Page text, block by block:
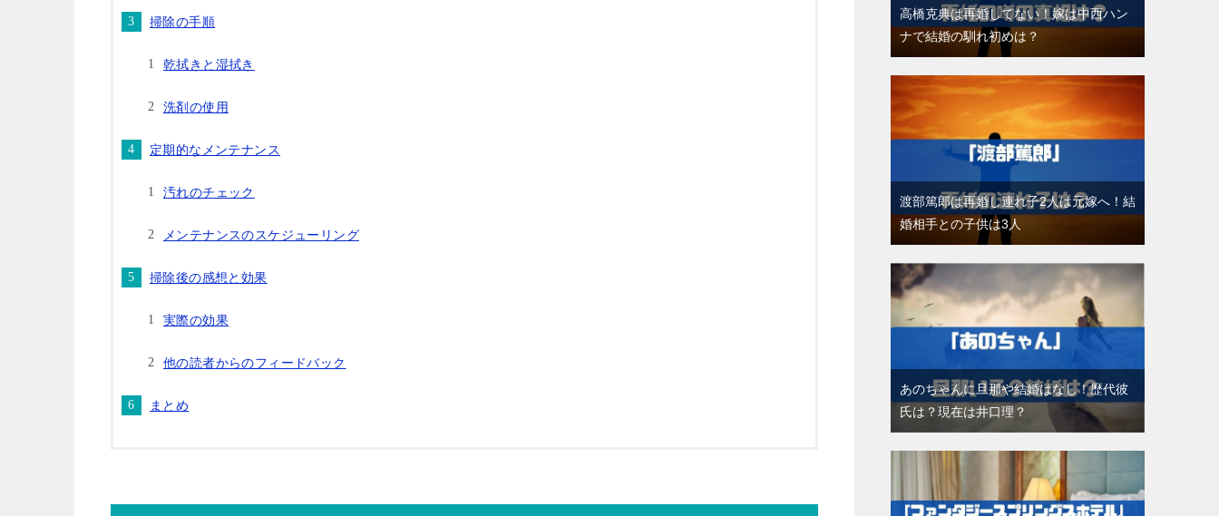
掃除の手順
乾拭きと湿拭き
洗剤の使用
定期的なメンテナンス
汚れのチェック
メンテナンスのスケジューリング
掃除後の感想と効果
実際の効果
他の読者からのフィードバック
まとめ
高橋克典は再婚してない！嫁は中西ハン
ナで結婚の馴れ初めは？
渡部篤郎は再婚し連れ子2人は元嫁へ！結
婚相手との子供は3人
あのちゃんに旦那や結婚はなし！歴代彼
氏は？現在は井口理？